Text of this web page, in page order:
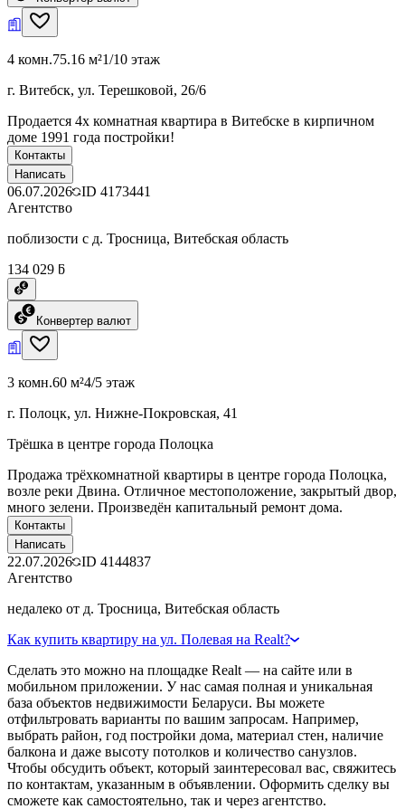
4 комн.75.16 м²1/10 этаж
г. Витебск, ул. Терешковой, 26/6
Продается 4х комнатная квартира в Витебске в кирпичном
доме 1991 года постройки!
Контакты
Написать
06.07.2026 ID 4173441
Агентство
поблизости с д. Тросница, Витебская область
134 029 ƃ
Конвертер валют
3 комн.60 м²4/5 этаж
г. Полоцк, ул. Нижне-Покровская, 41
Трёшка в центре города Полоцка
Продажа трёхкомнатной квартиры в центре города Полоцка,
возле реки Двина. Отличное местоположение, закрытый двор,
много зелени. Произведён капитальный ремонт дома.
Контакты
Написать
22.07.2026 ID 4144837
Агентство
недалеко от д. Тросница, Витебская область
Как купить квартиру на ул. Полевая на Realt?
Сделать это можно на площадке Realt — на сайте или в
мобильном приложении. У нас самая полная и уникальная
база объектов недвижимости Беларуси. Вы можете
отфильтровать варианты по вашим запросам. Например,
выбрать район, год постройки дома, материал стен, наличие
балкона и даже высоту потолков и количество санузлов.
Чтобы обсудить объект, который заинтересовал вас, свяжитесь
по контактам, указанным в объявлении. Оформить сделку вы
сможете как самостоятельно, так и через агентство.